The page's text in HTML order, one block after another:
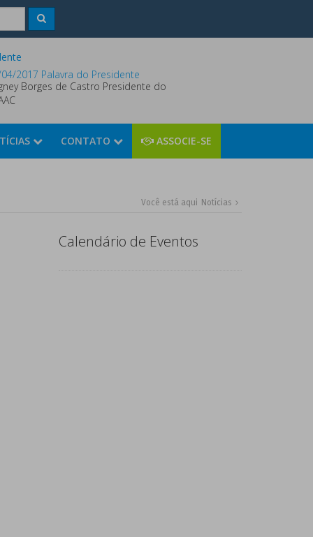
2017 Palavra do Presidente
Borges de Castro Presidente do
CONTATO ASSOCIE-SE
Você está aqui Notícias
Calendário de Eventos